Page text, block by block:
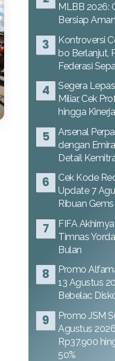
MLBB 2026:
Bersiap
Kontroversi
bo Berlanjut,
Federasi
Segera
Miliar, Cek
hingga
Arsenal
dengan
Detail
Cek Kode
Update 7
Ribuan
FIFA
Timnas
Bulan
Promo
13 Agustus
Bebelac
Promo JSM
Agustus
Rp37.900
50%